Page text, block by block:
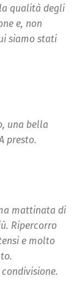
qualità degli
e, non
siamo stati
una bella
presto.
mattinata di
Ripercorro
e molto